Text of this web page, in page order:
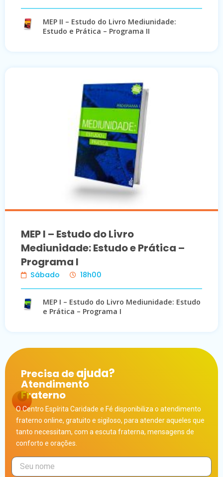
MEP II – Estudo do Livro Mediunidade:
Estudo e Prática – Programa II
MEP I – Estudo do Livro
Mediunidade: Estudo e Prática –
Programa I
Sábado 18h00
MEP I – Estudo do Livro Mediunidade: Estudo
e Prática – Programa I
Precisa deajuda?
Atendimento
Fraterno
O Centro Espírita Caridade e Fé disponibiliza o atendimento
fraterno online, gratuito e sigiloso, para atender aqueles que
tanto necessitam, com a escuta fraterna, mensagens de
conforto e orações.